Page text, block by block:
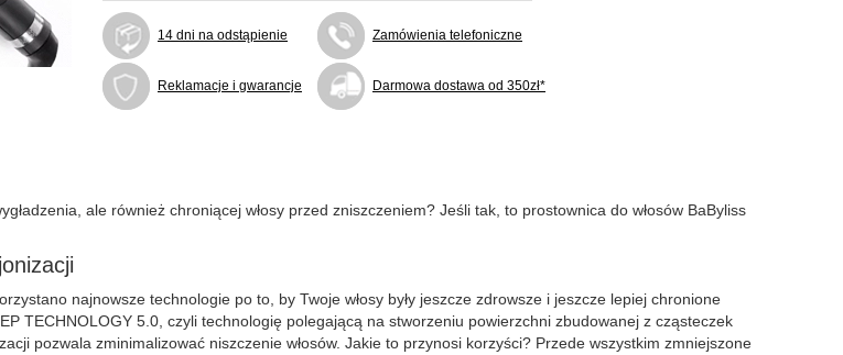
14 dni na odstąpienie Zamówienia telefoniczne
Reklamacje i gwarancje Darmowa dostawa od 350zł*
ale również chroniącej włosy przed zniszczeniem? Jeśli tak, to prostownica do włosów BaByliss
najnowsze technologie po to, by Twoje włosy były jeszcze zdrowsze i jeszcze lepiej chronione
TECHNOLOGY 5.0, czyli technologię polegającą na stworzeniu powierzchni zbudowanej z cząsteczek
pozwala zminimalizować niszczenie włosów. Jakie to przynosi korzyści? Przede wszystkim zmniejszone